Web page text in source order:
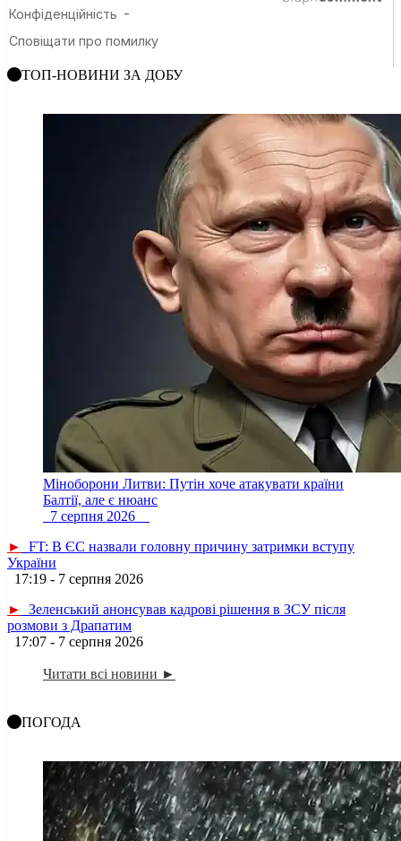
ТОП-НОВИНИ ЗА ДОБУ
Міноборони Литви: Путін хоче атакувати країни
Балтії, але є нюанс
7 серпня 2026
►
FT: В ЄС назвали головну причину затримки вступу
України
17:19 - 7 серпня 2026
►
Зеленський анонсував кадрові рішення в ЗСУ після
розмови з Драпатим
17:07 - 7 серпня 2026
Читати всі новини ►
ПОГОДА